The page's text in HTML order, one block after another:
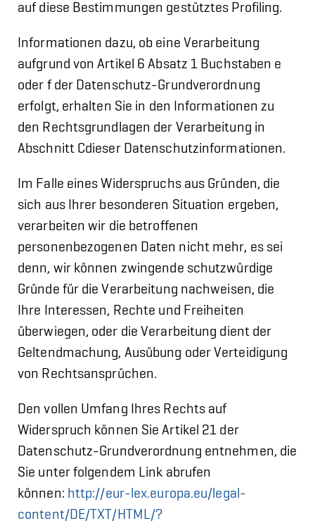
auf diese Bestimmungen gestütztes Profiling.
Informationen dazu, ob eine Verarbeitung
aufgrund von Artikel 6 Absatz 1 Buchstaben e
oder f der Datenschutz-Grundverordnung
erfolgt, erhalten Sie in den Informationen zu
den Rechtsgrundlagen der Verarbeitung in
Abschnitt Cdieser Datenschutzinformationen.
Im Falle eines Widerspruchs aus Gründen, die
sich aus Ihrer besonderen Situation ergeben,
verarbeiten wir die betroffenen
personenbezogenen Daten nicht mehr, es sei
denn, wir können zwingende schutzwürdige
Gründe für die Verarbeitung nachweisen, die
Ihre Interessen, Rechte und Freiheiten
überwiegen, oder die Verarbeitung dient der
Geltendmachung, Ausübung oder Verteidigung
von Rechtsansprüchen.
Den vollen Umfang Ihres Rechts auf
Widerspruch können Sie Artikel 21 der
Datenschutz-Grundverordnung entnehmen, die
Sie unter folgendem Link abrufen
können: http://eur-lex.europa.eu/legal-
content/DE/TXT/HTML/?